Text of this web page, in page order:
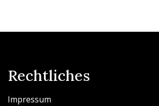
Rechtliches
Impressum